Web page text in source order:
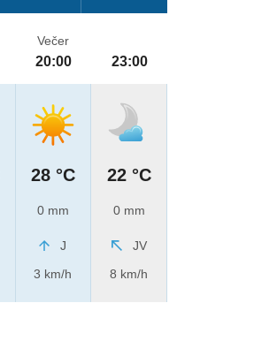
Večer
20:00
28 °C
0 mm
J
3 km/h
23:00
22 °C
0 mm
JV
8 km/h